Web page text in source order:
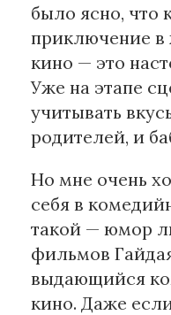
было ясно, что
приключение в
кино — это
Уже на этапе
учитывать
родителей, и
Но мне очень
себя в
такой — юмор
фильмов
выдающийся
кино. Даже